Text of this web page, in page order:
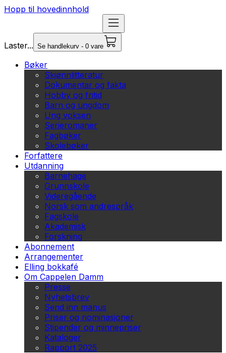
Hopp til hovedinnhold
Laster... Se handlekurv - 0 vare
Bøker
Skjønnlitteratur
Dokumentar og fakta
Hobby og fritid
Barn og ungdom
Ung voksen
Serieromaner
Fagbøker
Skolebøker
Forfattere
Utdanning
Barnehage
Grunnskole
Videregående
Norsk som andrespråk
Fagskole
Akademisk
Forskning
Abonnement
Arrangementer
Elling bokkafé
Om Cappelen Damm
Presse
Nyhetsbrev
Send inn manus
Priser og nominasjoner
Stipender og minnepriser
Kataloger
Rapport 2025